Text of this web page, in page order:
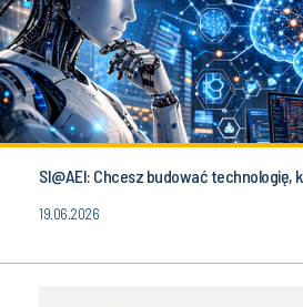
SI@AEI: Chcesz budować technologię,
19.06.2026